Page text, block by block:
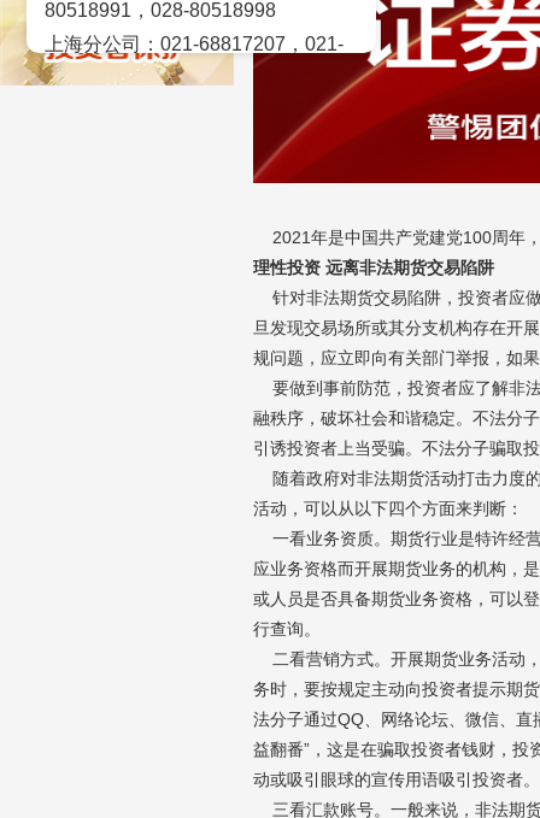
2021年是中国共产党建党100周年
理性投资 远离非法期货交易陷阱
针对非法期货交易陷阱，投资者应
旦发现交易场所或其分支机构存在开
规问题，应立即向有关部门举报，如
要做到事前防范，投资者应了解非
融秩序，破坏社会和谐稳定。不法分
引诱投资者上当受骗。不法分子骗取
随着政府对非法期货活动打击力度
活动，可以从以下四个方面来判断：
一看业务资质。期货行业是特许经
应业务资格而开展期货业务的机构，
或人员是否具备期货业务资格，可以
行查询。
二看营销方式。开展期货业务活动
务时，要按规定主动向投资者提示期
法分子通过QQ、网络论坛、微信、直
益翻番”，这是在骗取投资者钱财，投
动或吸引眼球的宣传用语吸引投资者
三看汇款账号。一般来说，非法期
80518991，028-80518998
上海分公司：021-68817207，021-
68817209
广州营业部：020-28129909，020-
天津营业部：022-58812601，022-
绵阳营业部：0816-2238660，0816-
济南分公司：0531-86123236，
重庆营业部：023-63799091，023-
宁波营业部：0574-81891591